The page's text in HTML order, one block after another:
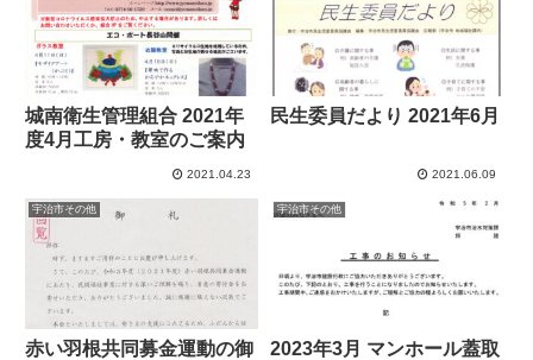
城南衛生管理組合 2021年
度4月工房・教室のご案内
2021.04.23
民生委員だより 2021年6月
2021.06.09
宇治市その他
赤い羽根共同募金運動の御
宇治市その他
2023年3月 マンホール蓋取